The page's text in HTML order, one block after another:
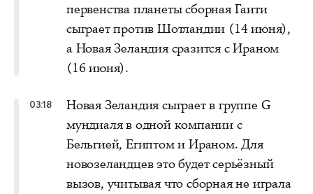
первенства планеты сборная Гаити
сыграет против Шотландии (14 июня),
а Новая Зеландия сразится с Ираном
(16 июня).
03:18
Новая Зеландия сыграет в группе G
мундиаля в одной компании с
Бельгией, Египтом и Ираном. Для
новозеландцев это будет серьёзный
вызов, учитывая что сборная не играла